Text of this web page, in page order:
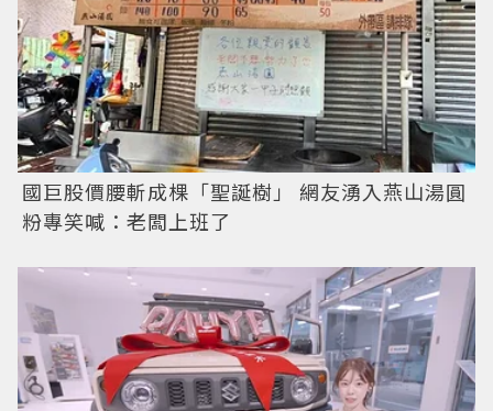
國巨股價腰斬成棵「聖誕樹」 網友湧入燕山湯圓
粉專笑喊：老闆上班了